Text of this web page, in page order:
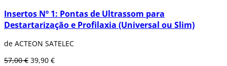
Insertos Nº 1: Pontas de Ultrassom para
Destartarização e Profilaxia (Universal ou Slim)
de ACTEON SATELEC
57,00 € 39,90 €